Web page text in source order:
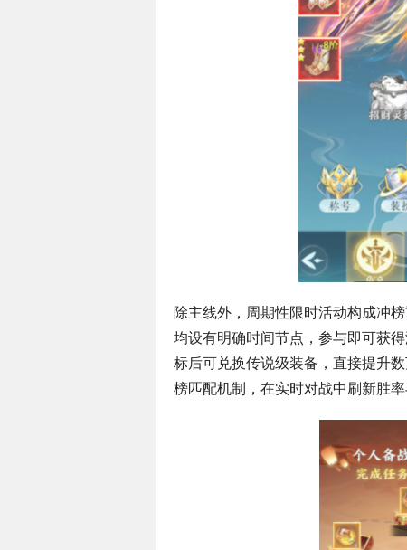
除主线外，周期性限时活动构成冲
均设有明确时间节点，参与即可获
标后可兑换传说级装备，直接提升
榜匹配机制，在实时对战中刷新胜